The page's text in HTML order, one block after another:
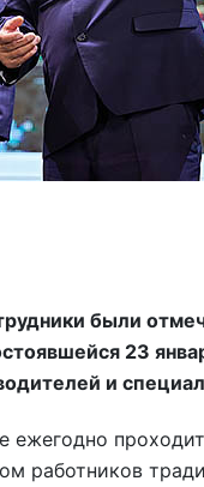
были
23
и
ежегодно
работников